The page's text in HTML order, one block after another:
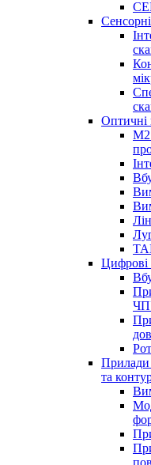
Оптичні
M2
Цифрові
Прилади
та